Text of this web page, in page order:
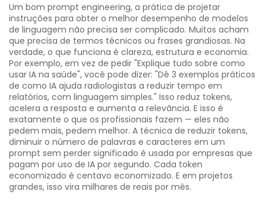
Um bom prompt engineering, a prática de projetar
instruções para obter o melhor desempenho de modelos
de linguagem não precisa ser complicado. Muitos acham
que precisa de termos técnicos ou frases grandiosas. Na
verdade, o que funciona é clareza, estrutura e economia.
Por exemplo, em vez de pedir "Explique tudo sobre como
usar IA na saúde", você pode dizer: "Dê 3 exemplos práticos
de como IA ajuda radiologistas a reduzir tempo em
relatórios, com linguagem simples." Isso reduz tokens,
acelera a resposta e aumenta a relevância. E isso é
exatamente o que os profissionais fazem — eles não
pedem mais, pedem melhor. A técnica de reduzir tokens,
diminuir o número de palavras e caracteres em um
prompt sem perder significado é usada por empresas que
pagam por uso de IA por segundo. Cada token
economizado é centavo economizado. E em projetos
grandes, isso vira milhares de reais por mês.